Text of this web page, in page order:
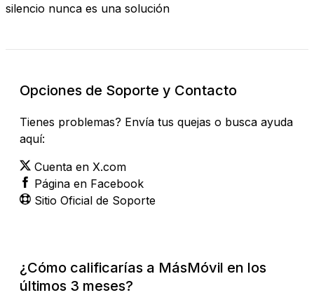
silencio nunca es una solución
Opciones de Soporte y Contacto
Tienes problemas? Envía tus quejas o busca ayuda
aquí:
Cuenta en X.com
Página en Facebook
Sitio Oficial de Soporte
¿Cómo calificarías a MásMóvil en los
últimos 3 meses?